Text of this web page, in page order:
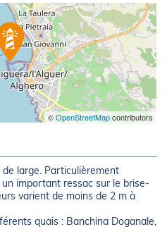
©OpenStreetMapcontributors
large. Particulièrement
important ressac sur le brise-
varient de moins de 2 m à
quais : Banchina Doganale,